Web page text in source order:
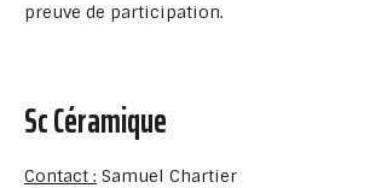
preuve de participation.
Sc Céramique
Contact : Samuel Chartier